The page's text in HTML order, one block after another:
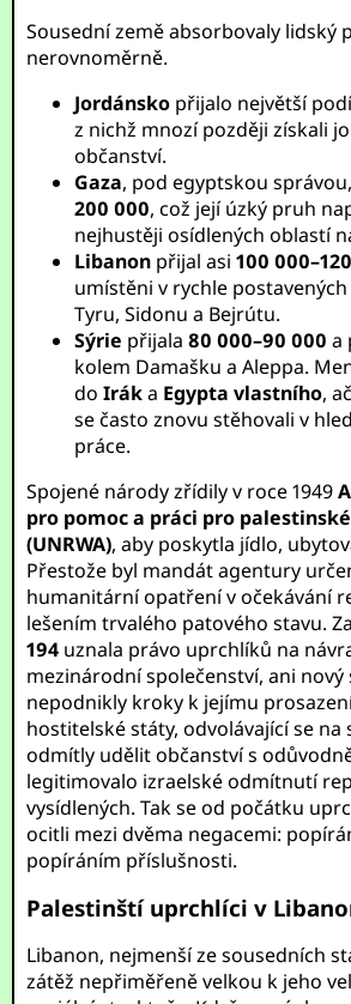
Sousední země absorbovaly lidský
nerovnoměrně.
Jordánsko přijalo největší
z nichž mnozí později získali
občanství.
Gaza, pod egyptskou
200 000, což její úzký pruh
nejhustěji osídlených oblastí
Libanon přijal asi100
umístěni v rychle
Tyru, Sidonu a Bejrútu.
Sýrie přijala80 000–90 000 a
kolem Damašku a Aleppa.
doIráka Egypta vlastního,
se často znovu stěhovali v
práce.
Spojené národy zřídily v roce 1949
pro pomoc a práci pro
(UNRWA), aby poskytla jídlo,
Přestože byl mandát agentury
humanitární opatření v očekávání
lešením trvalého patového stavu.
194 uznala právo uprchlíků na
mezinárodní společenství, ani nový
nepodnikly kroky k jejímu
hostitelské státy, odvolávající se na
odmítly udělit občanství s
legitimovalo izraelské odmítnutí
vysídlených. Tak se od počátku
ocitli mezi dvěma negacemi:
popíráním příslušnosti.
Palestinští uprchlíci v
Libanon, nejmenší ze sousedních
zátěž nepřiměřeně velkou k jeho